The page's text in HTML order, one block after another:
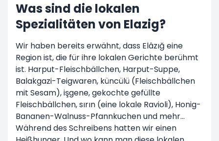
Was sind die lokalen
Spezialitäten von Elazig?
Wir haben bereits erwähnt, dass Elâzığ eine
Region ist, die für ihre lokalen Gerichte berühmt
ist. Harput-Fleischbällchen, Harput-Suppe,
Balakgazi-Teigwaren, küncülü (Fleischbällchen
mit Sesam), işgene, gekochte gefüllte
Fleischbällchen, sırın (eine lokale Ravioli), Honig-
Bananen-Walnuss-Pfannkuchen und mehr...
Während des Schreibens hatten wir einen